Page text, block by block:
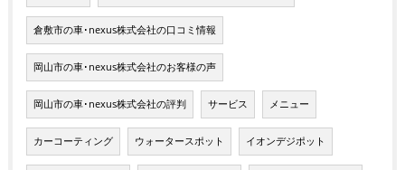
倉敷市の車･nexus株式会社の口コミ情報
岡山市の車･nexus株式会社のお客様の声
岡山市の車･nexus株式会社の評判 サービス メニュー
カーコーティング ウォータースポット イオンデジポット